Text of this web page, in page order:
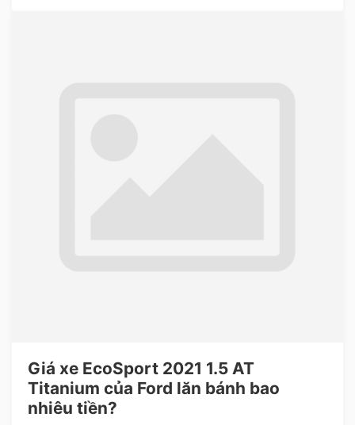
Giá xe EcoSport 2021 1.5 AT
Titanium của Ford lăn bánh bao
nhiêu tiền?